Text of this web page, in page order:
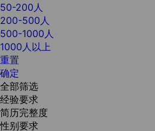
50-200人
200-500人
500-1000人
1000人以上
重置
确定
全部筛选
经验要求
简历完整度
性别要求